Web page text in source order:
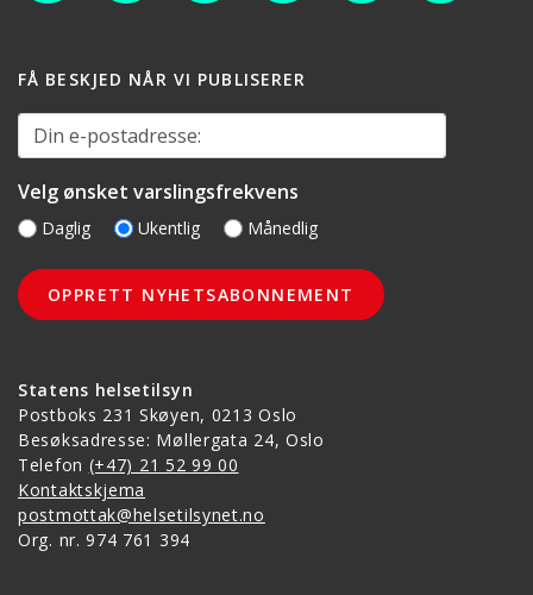
Statens helsetilsyn
Postboks 231 Skøyen, 0213 Oslo
Besøksadresse: Møllergata 24, Oslo
Telefon (+47) 21 52 99 00
Kontaktskjema
postmottak@helsetilsynet.no
Org. nr. 974 761 394
FÅ BESKJED NÅR VI PUBLISERER
Din e-postadresse:
Velg ønsket varslingsfrekvens
Daglig Ukentlig Månedlig